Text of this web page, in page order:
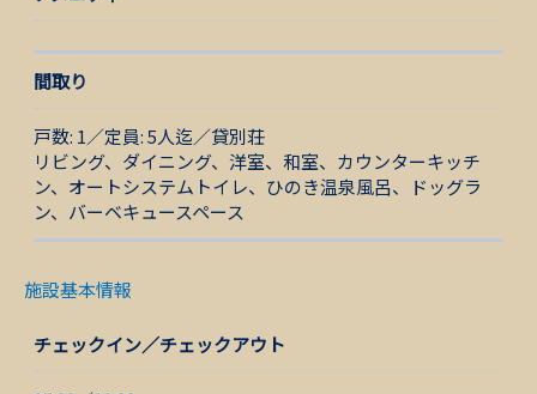
間取り
戸数: 1／定員: 5人迄／貸別荘
リビング、ダイニング、洋室、和室、カウンターキッチ
ン、オートシステムトイレ、ひのき温泉風呂、ドッグラ
ン、バーベキュースペース
施設基本情報
チェックイン／チェックアウト